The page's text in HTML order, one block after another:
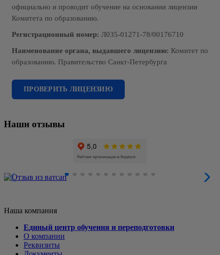
официально и проводит обучение на основании лицензии
Комитета по образованию.
Регистрационный номер: Л035-01271-78/00176710
Наименование органа, выдавшего лицензию: Комитет по
образованию. Правительство Санкт-Петербурга
ПРОВЕРИТЬ ЛИЦЕНЗИЮ
Наши отзывы
Наша компания
Единый центр обучения и переподготовки
О компании
Реквизиты